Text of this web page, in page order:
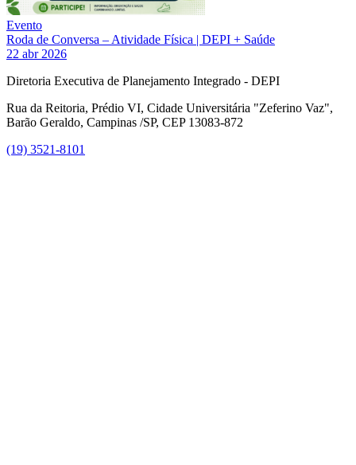
Evento
Roda de Conversa – Atividade Física | DEPI + Saúde
22 abr 2026
Diretoria Executiva de Planejamento Integrado - DEPI
Rua da Reitoria, Prédio VI, Cidade Universitária "Zeferino Vaz",
Barão Geraldo, Campinas /SP, CEP 13083-872
(19) 3521-8101